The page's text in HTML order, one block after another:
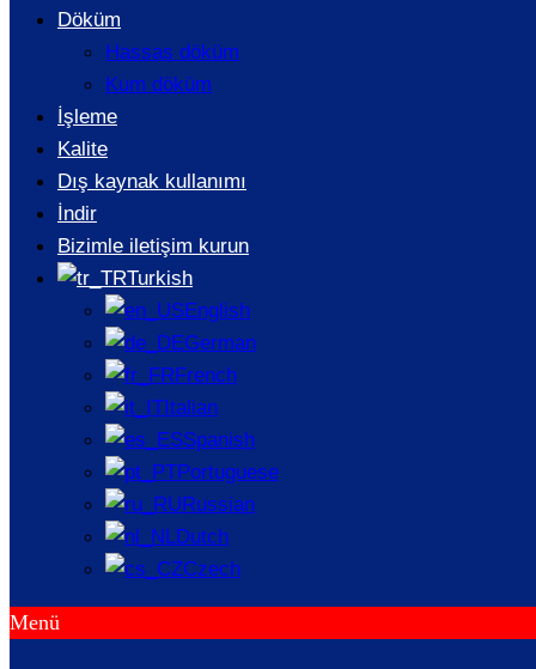
Döküm
Hassas döküm
Kum döküm
İşleme
Kalite
Dış kaynak kullanımı
İndir
Bizimle iletişim kurun
Turkish
English
German
French
Italian
Spanish
Portuguese
Russian
Dutch
Czech
Menü
temel farklılıklar
/HABERLER
DIŞINDAKI DÖKÜM SANAYISINDEKI TEMEL
FARKLILIKLAR